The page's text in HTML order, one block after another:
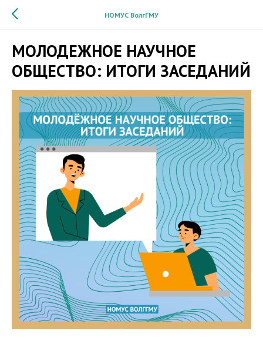
НОМУС ВолгГМУ
МОЛОДЕЖНОЕ НАУЧНОЕ
ОБЩЕСТВО: ИТОГИ ЗАСЕДАНИЙ